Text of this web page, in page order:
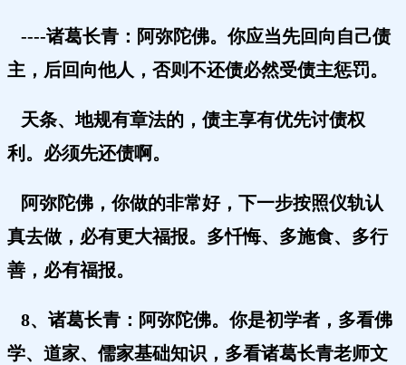
----诸葛长青：阿弥陀佛。你应当先回向自己债
主，后回向他人，否则不还债必然受债主惩罚。
天条、地规有章法的，债主享有优先讨债权
利。必须先还债啊。
阿弥陀佛，你做的非常好，下一步按照仪轨认
真去做，必有更大福报。多忏悔、多施食、多行
善，必有福报。
8、诸葛长青：阿弥陀佛。你是初学者，多看佛
学、道家、儒家基础知识，多看诸葛长青老师文